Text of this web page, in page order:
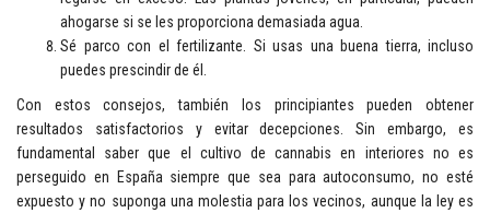
ahogarse si se les proporciona demasiada agua.
Sé parco con el fertilizante. Si usas una buena tierra, incluso
puedes prescindir de él.
Con estos consejos, también los principiantes pueden obtener
resultados satisfactorios y evitar decepciones. Sin embargo, es
fundamental saber que el cultivo de cannabis en interiores no es
perseguido en España siempre que sea para autoconsumo, no esté
expuesto y no suponga una molestia para los vecinos, aunque la ley es